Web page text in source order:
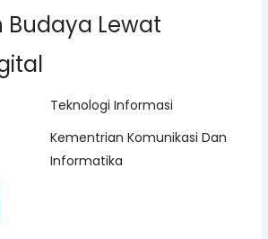
Budaya Lewat
Teknologi Informasi
Kementrian Komunikasi Dan
Informatika